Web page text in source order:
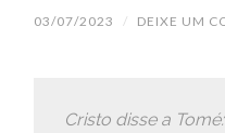
03/07/2023 / DEIXE UM
Cristo disse a